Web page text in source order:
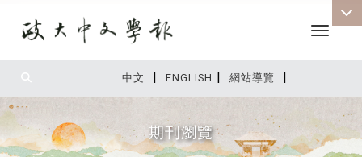
中文 | ENGLISH | 網站導覽 |
Toggle
期刊瀏覽